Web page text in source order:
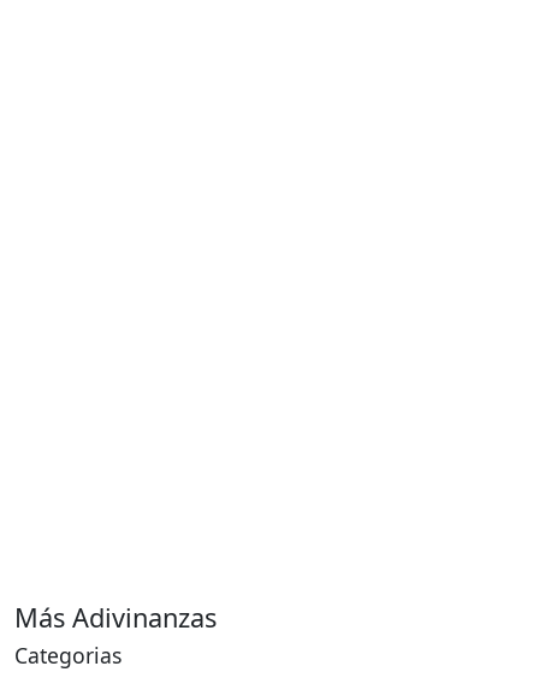
Más Adivinanzas
Categorias